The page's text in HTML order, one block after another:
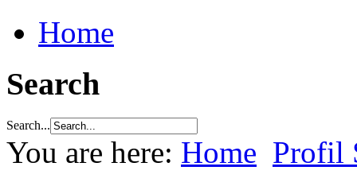
Home
Search
Search...
You are here: Home Profil